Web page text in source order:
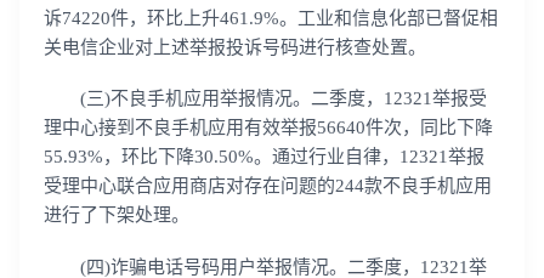
诉74220件，环比上升461.9%。工业和信息化部已督促相
关电信企业对上述举报投诉号码进行核查处置。
(三)不良手机应用举报情况。二季度，12321举报受
理中心接到不良手机应用有效举报56640件次，同比下降
55.93%，环比下降30.50%。通过行业自律，12321举报
受理中心联合应用商店对存在问题的244款不良手机应用
进行了下架处理。
(四)诈骗电话号码用户举报情况。二季度，12321举